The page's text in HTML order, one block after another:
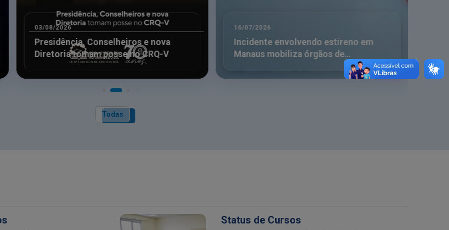
03/08/2026
Presidência, Conselheiros e nova
Diretoria tomam posse no CRQ-V
16/07/2026
Incidente envolvendo estireno em
Manaus mobiliza órgãos de
Todas
Status de Cursos